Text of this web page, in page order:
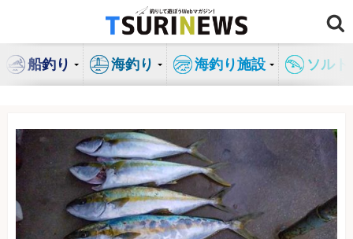
ン
船釣り 海釣り 海釣り施設 ソル